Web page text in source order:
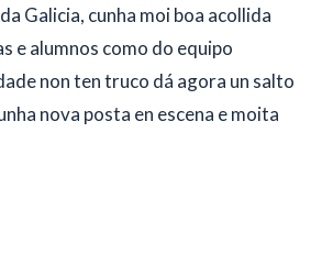
Galicia, cunha moi boa acollida
e alumnos como do equipo
non ten truco dá agora un salto
nova posta en escena e moita